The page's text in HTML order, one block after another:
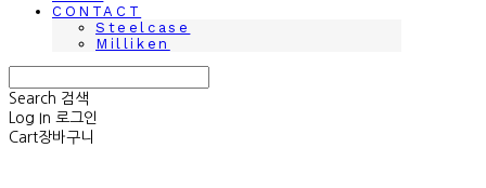
CONTACT
Steelcase
Milliken
Search 검색
Log In 로그인
Cart장바구니